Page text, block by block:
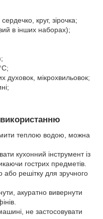
круг, зірочка;
в інших наборах);
духовок, мікрохвильовок;
теплою водою, можна
кухонний інструмент із
гострих предметів.
решітку для зручного
акуратно вивернути
не застосовувати